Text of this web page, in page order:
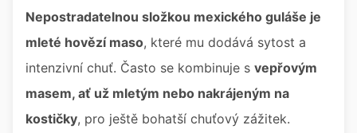
Nepostradatelnou složkou mexického guláše je
mleté hovězí maso, které mu dodává sytost a
intenzivní chuť. Často se kombinuje s vepřovým
masem, ať už mletým nebo nakrájeným na
kostičky, pro ještě bohatší chuťový zážitek.